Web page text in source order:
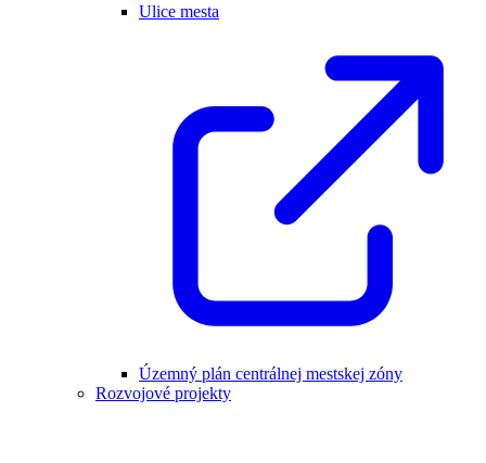
Ulice mesta
Územný plán centrálnej mestskej zóny
Rozvojové projekty